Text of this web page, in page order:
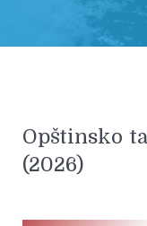
Opštinsko
(2026)